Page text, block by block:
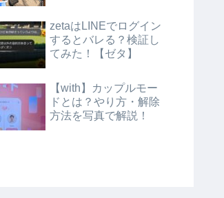
zetaはLINEでログイン
するとバレる？検証し
てみた！【ゼタ】
【with】カップルモー
ドとは？やり方・解除
方法を写真で解説！